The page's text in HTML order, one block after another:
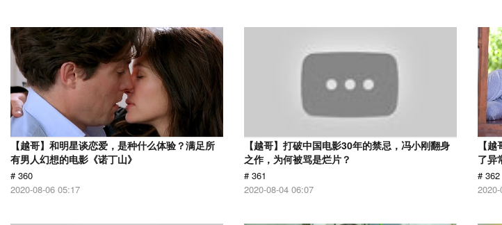
【越哥】和明星谈恋爱，是种什么体验？满足所
有男人幻想的电影《诺丁山》
# 360
2020-08-06 05:17
【越哥】打破中国电影30年的禁忌，冯小刚翻身
之作，为何被骂是烂片？
# 361
2020-08-04 06:07
【
了异
# 362